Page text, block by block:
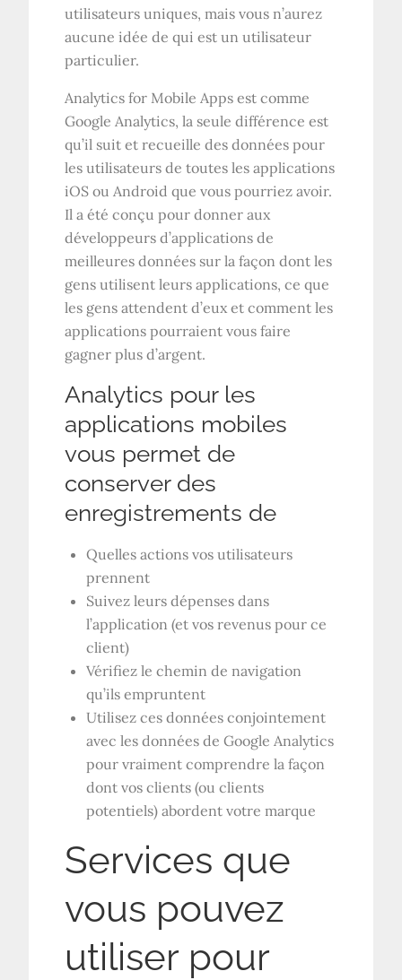
utilisateurs uniques, mais vous n’aurez
aucune idée de qui est un utilisateur
particulier.
Analytics for Mobile Apps est comme
Google Analytics, la seule différence est
qu’il suit et recueille des données pour
les utilisateurs de toutes les applications
iOS ou Android que vous pourriez avoir.
Il a été conçu pour donner aux
développeurs d’applications de
meilleures données sur la façon dont les
gens utilisent leurs applications, ce que
les gens attendent d’eux et comment les
applications pourraient vous faire
gagner plus d’argent.
Analytics pour les
applications mobiles
vous permet de
conserver des
enregistrements de
Quelles actions vos utilisateurs
prennent
Suivez leurs dépenses dans
l’application (et vos revenus pour ce
client)
Vérifiez le chemin de navigation
qu’ils empruntent
Utilisez ces données conjointement
avec les données de Google Analytics
pour vraiment comprendre la façon
dont vos clients (ou clients
potentiels) abordent votre marque
Services que
vous pouvez
utiliser pour